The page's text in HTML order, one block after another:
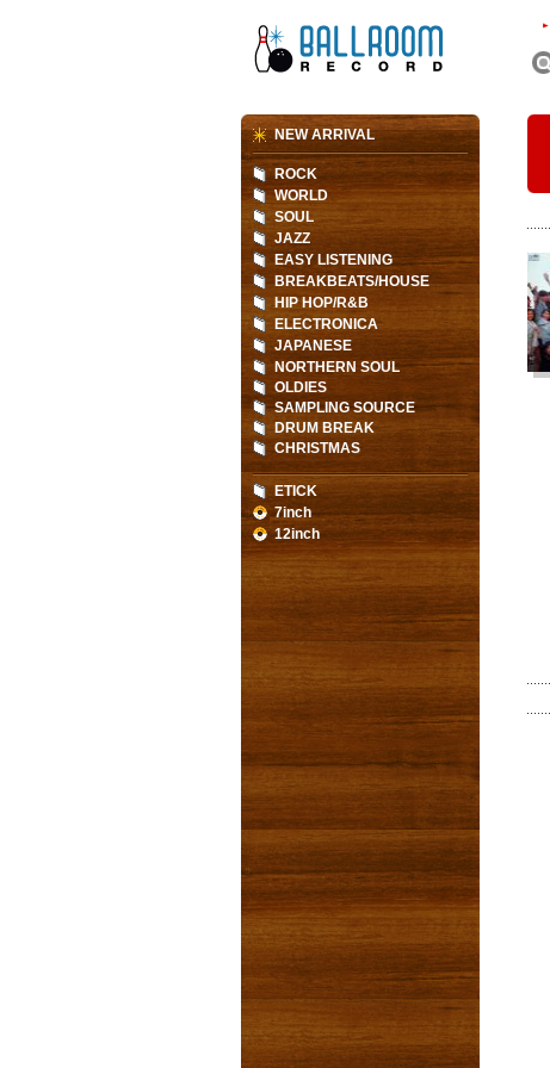
NEW ARRIVAL
ROCK
WORLD
SOUL
JAZZ
EASY LISTENING
BREAKBEATS/HOUSE
HIP HOP/R&B
ELECTRONICA
JAPANESE
NORTHERN SOUL
OLDIES
SAMPLING SOURCE
DRUM BREAK
CHRISTMAS
ETICK
7inch
12inch